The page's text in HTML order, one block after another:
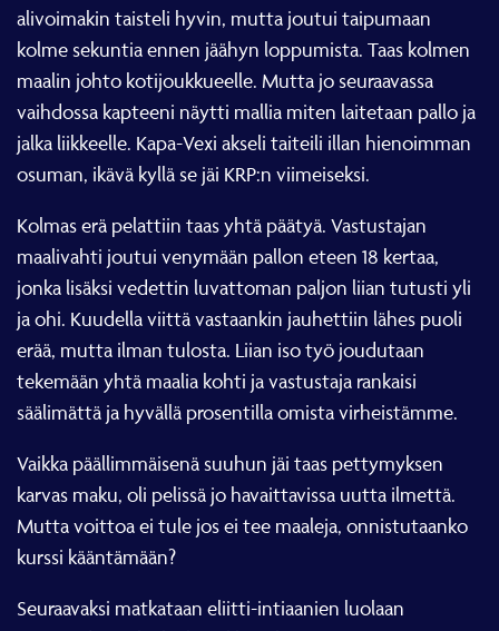
alivoimakin taisteli hyvin, mutta joutui taipumaan
kolme sekuntia ennen jäähyn loppumista. Taas kolmen
maalin johto kotijoukkueelle. Mutta jo seuraavassa
vaihdossa kapteeni näytti mallia miten laitetaan pallo ja
jalka liikkeelle. Kapa-Vexi akseli taiteili illan hienoimman
osuman, ikävä kyllä se jäi KRP:n viimeiseksi.
Kolmas erä pelattiin taas yhtä päätyä. Vastustajan
maalivahti joutui venymään pallon eteen 18 kertaa,
jonka lisäksi vedettin luvattoman paljon liian tutusti yli
ja ohi. Kuudella viittä vastaankin jauhettiin lähes puoli
erää, mutta ilman tulosta. Liian iso työ joudutaan
tekemään yhtä maalia kohti ja vastustaja rankaisi
säälimättä ja hyvällä prosentilla omista virheistämme.
Vaikka päällimmäisenä suuhun jäi taas pettymyksen
karvas maku, oli pelissä jo havaittavissa uutta ilmettä.
Mutta voittoa ei tule jos ei tee maaleja, onnistutaanko
kurssi kääntämään?
Seuraavaksi matkataan eliitti-intiaanien luolaan